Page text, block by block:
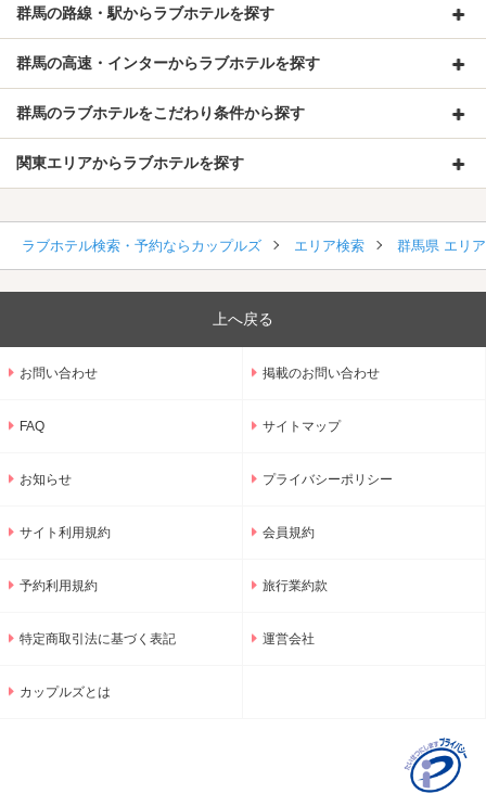
群馬の路線・駅からラブホテルを探す
群馬の高速・インターからラブホテルを探す
群馬のラブホテルをこだわり条件から探す
関東エリアからラブホテルを探す
ラブホテル検索・予約ならカップルズ エリア検索 群馬県 エリ
上へ戻る
お問い合わせ 掲載のお問い合わせ
FAQ サイトマップ
お知らせ プライバシーポリシー
サイト利用規約 会員規約
予約利用規約 旅行業約款
特定商取引法に基づく表記 運営会社
カップルズとは